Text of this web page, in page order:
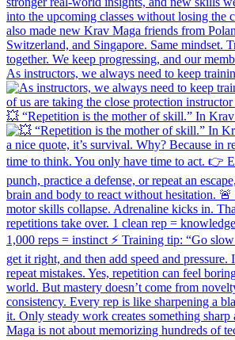
As instructors, we always need to keep
💥 “Repetition is the mother of skill.” In